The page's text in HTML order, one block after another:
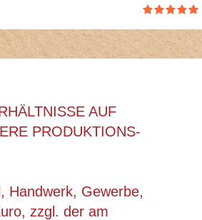
AUF
PRODUKTIONS-
Handwerk, Gewerbe,
zzgl. der am